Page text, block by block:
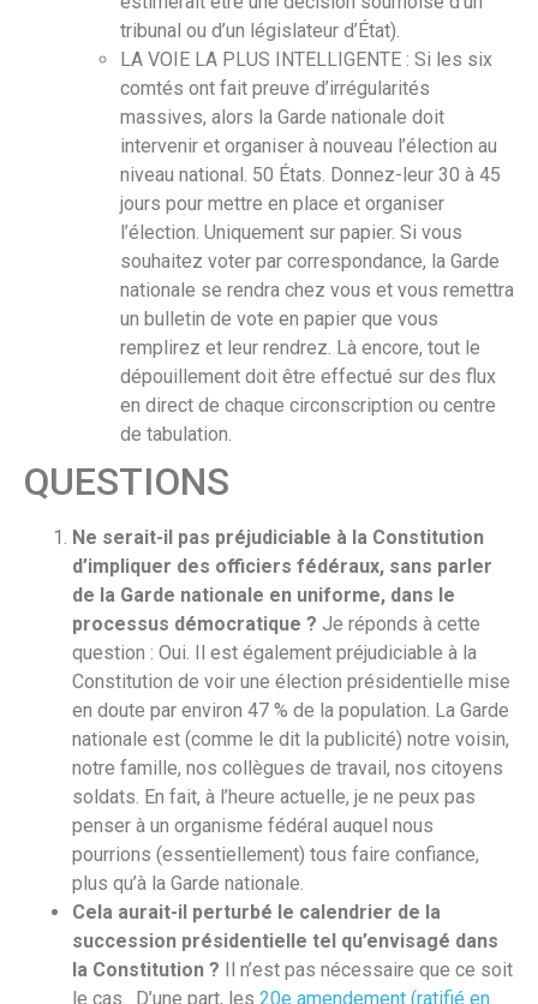
tribunal ou d’un législateur d’État).
LA VOIE LA PLUS INTELLIGENTE : Si les six
comtés ont fait preuve d’irrégularités
massives, alors la Garde nationale doit
intervenir et organiser à nouveau l’élection au
niveau national. 50 États. Donnez-leur 30 à 45
jours pour mettre en place et organiser
l’élection. Uniquement sur papier. Si vous
souhaitez voter par correspondance, la Garde
nationale se rendra chez vous et vous remettra
un bulletin de vote en papier que vous
remplirez et leur rendrez. Là encore, tout le
dépouillement doit être effectué sur des flux
en direct de chaque circonscription ou centre
de tabulation.
QUESTIONS
Ne serait-il pas préjudiciable à la Constitution
d’impliquer des officiers fédéraux, sans parler
de la Garde nationale en uniforme, dans le
processus démocratique ? Je réponds à cette
question : Oui. Il est également préjudiciable à la
Constitution de voir une élection présidentielle mise
en doute par environ 47 % de la population. La Garde
nationale est (comme le dit la publicité) notre voisin,
notre famille, nos collègues de travail, nos citoyens
soldats. En fait, à l’heure actuelle, je ne peux pas
penser à un organisme fédéral auquel nous
pourrions (essentiellement) tous faire confiance,
plus qu’à la Garde nationale.
Cela aurait-il perturbé le calendrier de la
succession présidentielle tel qu’envisagé dans
la Constitution ?
Il n’est pas nécessaire que ce soit
le cas. D’une part, les 20e amendement (ratifié en